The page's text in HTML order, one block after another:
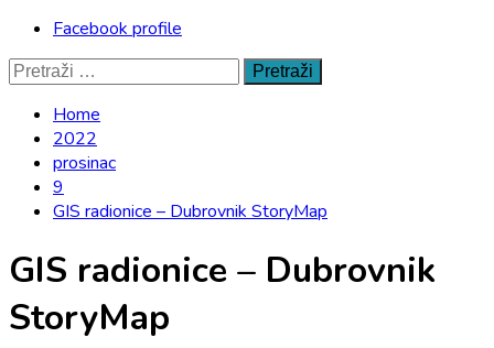
Facebook profile
Pretraži:
Home
2022
prosinac
9
GIS radionice – Dubrovnik StoryMap
GIS radionice – Dubrovnik
StoryMap